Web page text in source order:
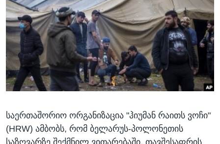
ᲮᲔᲓᲕᲐ ᲕᲐᲨᲘᲜᲒᲢᲝᲜᲘᲓᲐᲜ
ᲡᲢᲣᲓᲘᲐ ᲕᲐᲨᲘᲜᲒᲢᲝᲜᲘ
ᲞᲝᲚᲘᲢᲘᲙᲐ
ᲔᲙᲝᲜᲝᲛᲘᲙᲐ
ᲯᲐᲜᲛᲠᲗᲔᲚᲝᲑᲐ
ᲛᲔᲪᲜᲘᲔᲠᲔᲑᲐ
ᲘᲜᲢᲔᲠᲕᲘᲣ
ᲒᲐᲚᲘᲚᲔᲝ
ᲓᲔᲖᲘᲜᲤᲝᲠᲛᲐᲪᲘᲐ
ᲠᲣᲡᲔᲗᲘᲡ ᲨᲔᲭᲠᲐ ᲣᲙᲠᲐᲘᲜᲐᲨᲘ
Learning English
ᲗᲕᲐᲚᲘ ᲒᲕᲐᲓᲔᲕᲜᲔᲗ
ენები
საერთაშორიო ორგანიზაცია "ჰიუმან რაითს ვოჩი"
(HRW) ამბობს, რომ ბელარუს-პოლონეთის